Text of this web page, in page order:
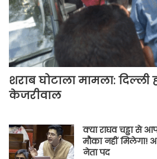
शराब घोटाला मामला: दिल्ली
केजरीवाल
क्या राघव चड्ढा से
मौका नहीं मिलेगा!
नेता पद